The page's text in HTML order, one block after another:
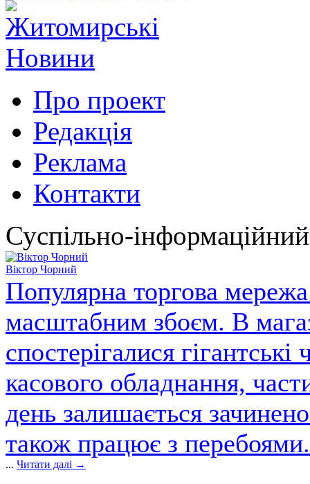
Про проект
Редакція
Реклама
Контакти
Суспільно-
Віктор Чорний
Популярна торгова
масштабним збоєм. В
спостерігалися
касового обладнання,
день залишається
також працює з
... Читати далі →